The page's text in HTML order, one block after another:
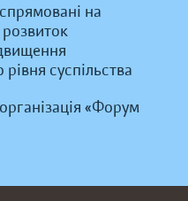
на
рівня суспільства
«Форум